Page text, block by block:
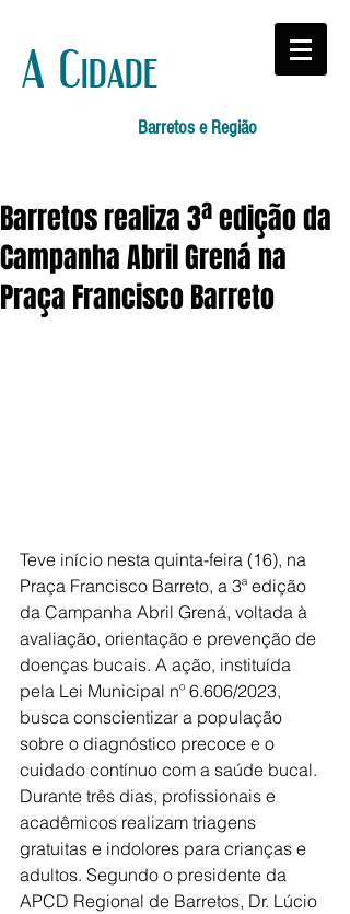
A Cidade
Barretos e Região
Barretos realiza 3ª edição da
Campanha Abril Grená na
Praça Francisco Barreto
Teve início nesta quinta-feira (16), na
Praça Francisco Barreto, a 3ª edição
da Campanha Abril Grená, voltada à
avaliação, orientação e prevenção de
doenças bucais. A ação, instituída
pela Lei Municipal nº 6.606/2023,
busca conscientizar a população
sobre o diagnóstico precoce e o
cuidado contínuo com a saúde bucal.
Durante três dias, profissionais e
acadêmicos realizam triagens
gratuitas e indolores para crianças e
adultos. Segundo o presidente da
APCD Regional de Barretos, Dr. Lúcio